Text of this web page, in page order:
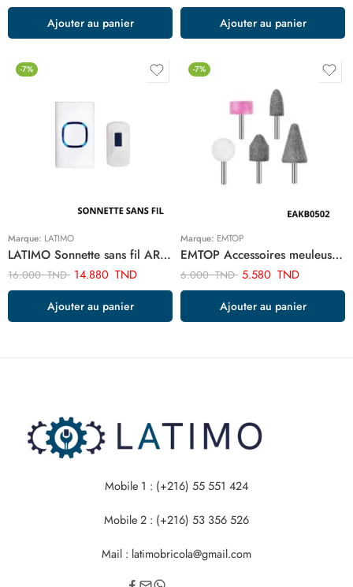
Ajouter au panier Ajouter au panier
-7%
Marque: LATIMO
LATIMO Sonnette sans fil ART03619
16.000TND 14.880 TND
Ajouter au panier
-7%
Marque: EMTOP
EMTOP Accessoires meuleuse pneumatique EAKB0502
6.000TND 5.580 TND
Ajouter au panier
Mobile 1 : (+216) 55 551 424
Mobile 2 : (+216) 53 356 526
Mail : latimobricola@gmail.com